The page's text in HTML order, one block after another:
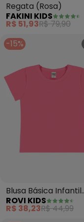
Regata (Rosa)
FAKINI KIDS
R$ 51,93R$ 79,90
-15%
Blusa Básica Infantil
Cotton Leve (Rosa)
ROVI KIDS
R$ 38,23R$ 44,99